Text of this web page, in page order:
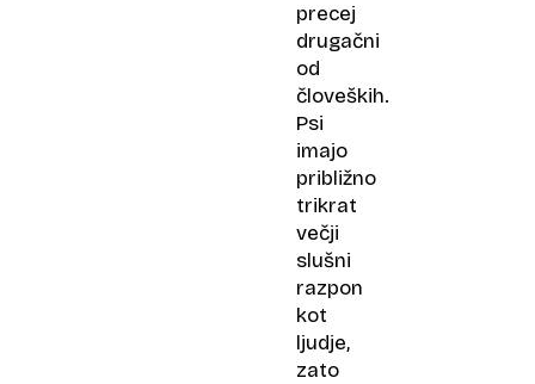
precej
drugačni
od
človeških.
Psi
imajo
približno
trikrat
večji
slušni
razpon
kot
ljudje,
zato